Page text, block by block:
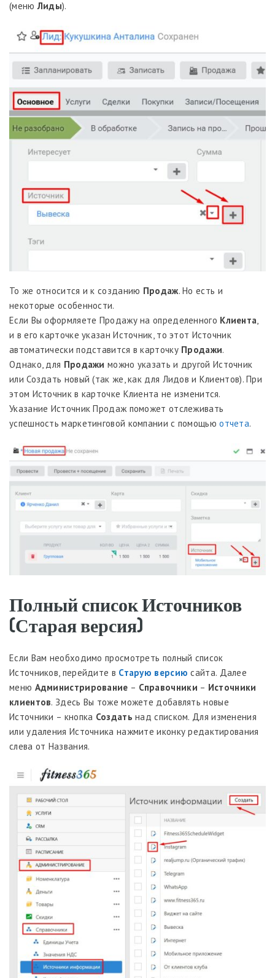
(менюЛиды).
То же относится и к созданию Продаж. Но есть и
некоторые особенности.
Если Вы оформляете Продажу на определенного Клиента,
и в его карточке указан Источник, то этот Источник
автоматически подставится в карточку Продажи.
Однако, для Продажи можно указать и другой Источник
или Создать новый (так же, как для Лидов и Клиентов). При
этом Источник в карточке Клиента не изменится.
Указание Источник Продаж поможет отслеживать
успешность маркетинговой компании с помощьюотчета.
Полный список Источников
(Старая версия)
Если Вам необходимо просмотреть полный список
Источников, перейдите в Старую версию сайта. Далее
меню Администрирование – Справочники – Источники
клиентов. Здесь Вы тоже можете добавлять новые
Источники – кнопка Создать над списком. Для изменения
или удаления Источника нажмите иконку редактирования
слева от Названия.